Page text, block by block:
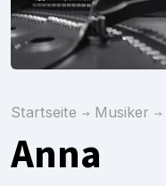
Startseite Musiker
Anna